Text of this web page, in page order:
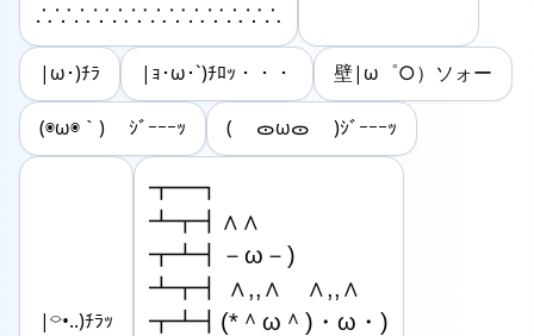
∴∵∴∵∴∵∴∵∴∵∴∵∴
|ω･)ﾁﾗ |ｮ･ω･`)ﾁﾛｯ・・・ 壁|ω゜○）ソォー
(◉ω◉｀) ｼﾞｰｰｰｯ ( ᯣωᯣ )ｼﾞｰｰｰｯ
|⌔•..)ﾁﾗｯ
┳━┓
┻┳┫∧∧
┳┻┫－ω－)
┻┳┫ ∧,,∧　∧,,∧
┳┻┫(*＾ω＾)・ω・)